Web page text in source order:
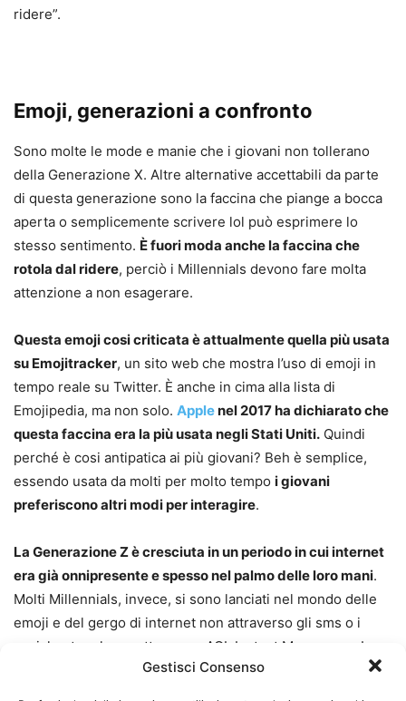
Gestisci Consenso
ridere”.
Emoji, generazioni a confronto
Sono molte le mode e manie che i giovani non tollerano
della Generazione X. Altre alternative accettabili da parte
di questa generazione sono la faccina che piange a bocca
aperta o semplicemente scrivere lol può esprimere lo
stesso sentimento. È fuori moda anche la faccina che
rotola dal ridere, perciò i Millennials devono fare molta
attenzione a non esagerare.
Questa emoji cosi criticata è attualmente quella più usata
su Emojitracker, un sito web che mostra l’uso di emoji in
tempo reale su Twitter. È anche in cima alla lista di
Emojipedia, ma non solo. Applenel 2017 ha dichiarato che
questa faccina era la più usata negli Stati Uniti. Quindi
perché è cosi antipatica ai più giovani? Beh è semplice,
essendo usata da molti per molto tempo i giovani
preferiscono altri modi per interagire.
La Generazione Z è cresciuta in un periodo in cui internet
era già onnipresente e spesso nel palmo delle loro mani.
Molti Millennials, invece, si sono lanciati nel mondo delle
emoji e del gergo di internet non attraverso gli sms o i
social network, ma attraverso AOL Instant Messenger. La
ama assegnare significati particolari e